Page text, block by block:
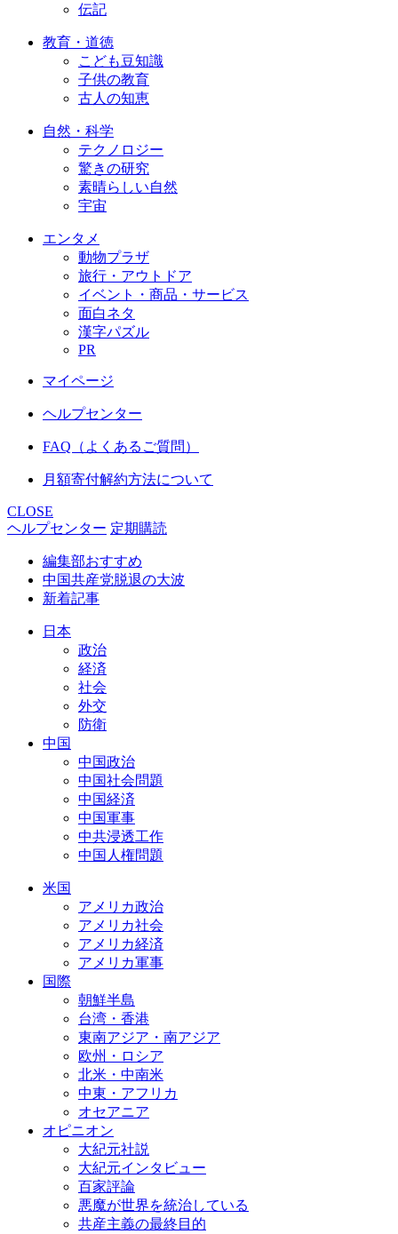
伝記
教育・道徳
こども豆知識
子供の教育
古人の知恵
自然・科学
テクノロジー
驚きの研究
素晴らしい自然
宇宙
エンタメ
動物プラザ
旅行・アウトドア
イベント・商品・サービス
面白ネタ
漢字パズル
PR
マイページ
ヘルプセンター
FAQ（よくあるご質問）
月額寄付解約方法について
CLOSE
ヘルプセンター 定期購読
編集部おすすめ
中国共産党脱退の大波
新着記事
日本
政治
経済
社会
外交
防衛
中国
中国政治
中国社会問題
中国経済
中国軍事
中共浸透工作
中国人権問題
米国
アメリカ政治
アメリカ社会
アメリカ経済
アメリカ軍事
国際
朝鮮半島
台湾・香港
東南アジア・南アジア
欧州・ロシア
北米・中南米
中東・アフリカ
オセアニア
オピニオン
大紀元社説
大紀元インタビュー
百家評論
悪魔が世界を統治している
共産主義の最終目的